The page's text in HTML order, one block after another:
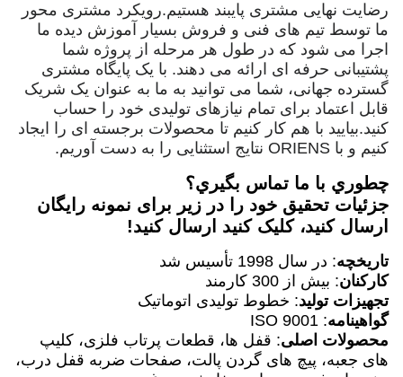
رضایت نهایی مشتری پایبند هستیم.رویکرد مشتری محور
ما توسط تیم های فنی و فروش بسیار آموزش دیده ما
اجرا می شود که در طول هر مرحله از پروژه شما
پشتیبانی حرفه ای ارائه می دهند. با یک پایگاه مشتری
گسترده جهانی، شما می توانید به ما به عنوان یک شریک
قابل اعتماد برای تمام نیازهای تولیدی خود را حساب
کنید.بیایید با هم کار کنیم تا محصولات برجسته ای را ایجاد
کنیم و با ORIENS نتایج استثنایی را به دست آوریم.
چطوري با ما تماس بگيري؟
جزئیات تحقیق خود را در زیر برای نمونه رایگان
ارسال کنید، کلیک کنید ارسال کنید!
تاریخچه: در سال 1998 تأسیس شد
کارکنان: بیش از 300 کارمند
تجهیزات تولید: خطوط تولیدی اتوماتیک
گواهینامه: ISO 9001
محصولات اصلی: قفل ها، قطعات پرتاب فلزی، کلیپ
های جعبه، پیچ های گردن پالت، صفحات ضربه قفل درب،